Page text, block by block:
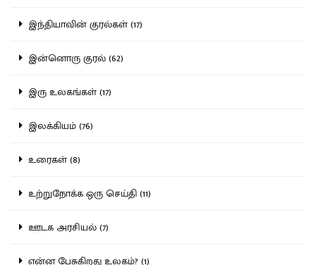
இந்தியாவின் குரல்கள் (17)
இன்னொரு குரல் (62)
இரு உலகங்கள் (17)
இலக்கியம் (76)
உரைகள் (8)
உற்றுநோக்க ஒரு செய்தி (11)
ஊடக அரசியல் (7)
என்ன பேசுகிறது உலகம்? (1)